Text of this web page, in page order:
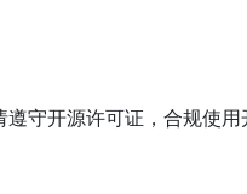
开源许可证，合规使用